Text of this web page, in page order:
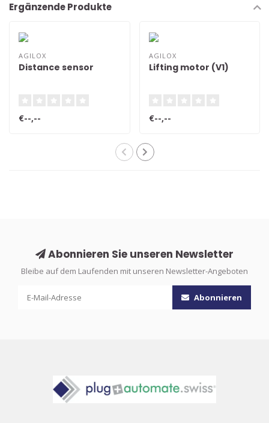
Ergänzende Produkte
AGILOX
Distance sensor
€--,--
AGILOX
Lifting motor (V1)
€--,--
Abonnieren Sie unseren Newsletter
Bleibe auf dem Laufenden mit unseren Newsletter-Angeboten
Abonnieren